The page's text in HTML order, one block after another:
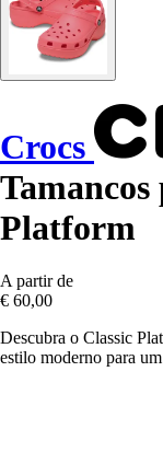
Crocs
Platform
A partir de
€ 60,00
Descubra o Classic
estilo moderno para